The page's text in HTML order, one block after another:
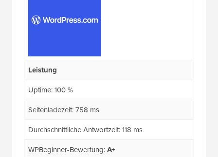
Leistung
Uptime: 100 %
Seitenladezeit: 758 ms
Durchschnittliche Antwortzeit: 118 ms
WPBeginner-Bewertung:A+